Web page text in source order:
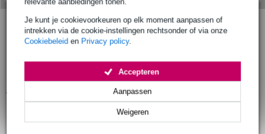
Je kunt je cookievoorkeuren op elk moment aanpassen of
intrekken via de cookie-instellingen rechtsonder of via onze
Cookiebeleid en Privacy policy.
Weigeren
Aanpassen
Accepteren